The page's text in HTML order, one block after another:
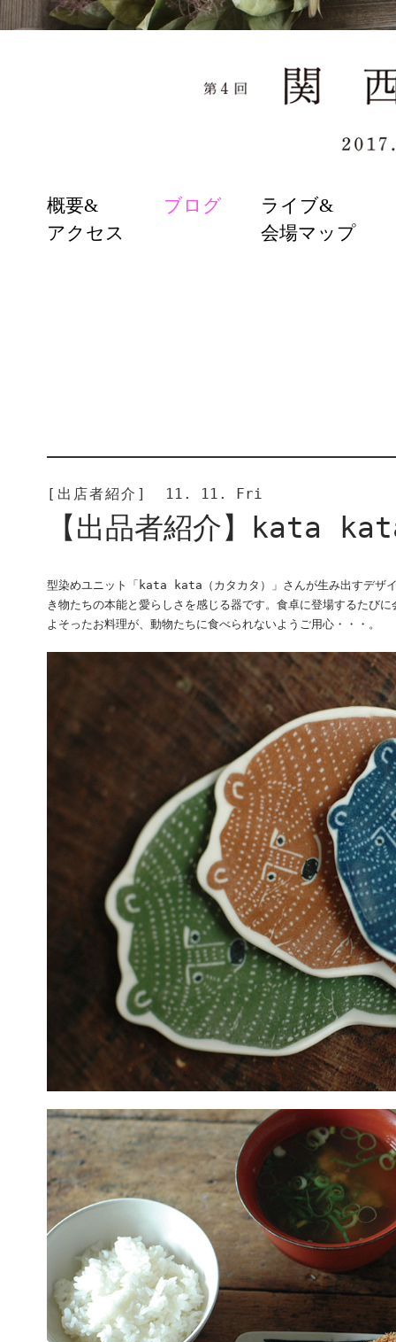
SKIP
TO
CONTENT
概要&
アクセス
ブログ
ライブ&
会場マップ
[出店者紹介] 11. 11. Fri
【出品者紹介】kata
型染めユニット「kata kata（カタカタ）」さんが生み出すデザ
き物たちの本能と愛らしさを感じる器です。食卓に登場するたび
よそったお料理が、動物たちに食べられないようご用心・・・。